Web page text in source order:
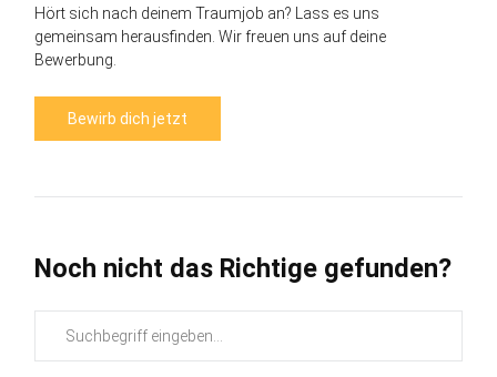
Hört sich nach deinem Traumjob an? Lass es uns
gemeinsam herausfinden. Wir freuen uns auf deine
Bewerbung.
Bewirb dich jetzt
Noch nicht das Richtige gefunden?